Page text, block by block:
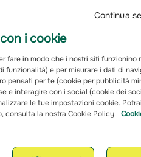
i cookie
fare in modo che i nostri siti funzionino
e per misurare i dati di
pensati per te (cookie per pubblicità
e interagire con i social (cookie dei
le tue impostazioni cookie.
consulta la nostra Cookie Policy.
Continua